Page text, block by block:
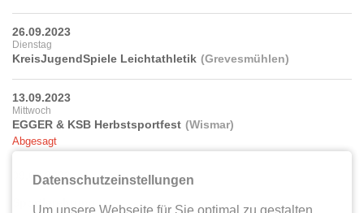
26.09.2023
Dienstag
KreisJugendSpiele Leichtathletik Grevesmühlen
13.09.2023
Mittwoch
EGGER & KSB Herbstsportfest Wismar
Abgesagt
09.09.2023
Samstag
Sportlerehrung Wismar
Datenschutzeinstellungen
Um unsere Webseite für Sie optimal zu gestalten